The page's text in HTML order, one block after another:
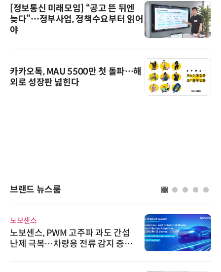
[정보통신 미래모임] “공고 뜬 뒤엔
늦다”…정부사업, 정책수요부터 읽어
야
카카오톡, MAU 5500만 첫 돌파…해
외로 성장판 넓힌다
브랜드 뉴스룸
노보센스
노보센스, PWM 고주파 과도 간섭
난제 극복…차량용 전류 감지 증폭